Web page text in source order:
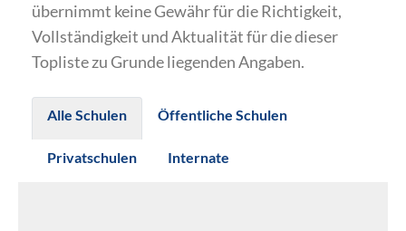
übernimmt keine Gewähr für die Richtigkeit,
Vollständigkeit und Aktualität für die dieser
Topliste zu Grunde liegenden Angaben.
Alle Schulen Öffentliche Schulen
Privatschulen Internate